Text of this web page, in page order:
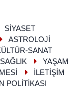
SİYASET
ASTROLOJİ
SANAT
SAĞLIK
YAŞAM
İLETİŞİM
POLİTİKASI